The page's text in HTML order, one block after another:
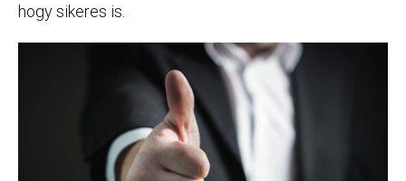
hogy sikeres is.